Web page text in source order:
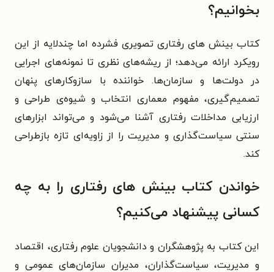
بخوانیم؟
کتاب بینش های رفتاری تصویری فشرده اما چندلایه از این
رویکرد ارائه می‌دهد؛ از ریشه‌های نظری تا نمونه‌های اجرایی
در دولت‌ها و سازمان‌ها. خواننده با سازوکارهای پنهان
تصمیم‌گیری، مفهوم معماری انتخاب و شیوه‌ی طراحی و
ارزیابی مداخلات رفتاری آشنا می‌شود و می‌تواند ابزارهای
سنتی سیاست‌گذاری و مدیریت را از زاویه‌ای تازه بازطراحی
کند.
خواندن کتاب بینش های رفتاری را به چه
کسانی پیشنهاد می‌کنیم؟
این کتاب به پژوهشگران و دانشجویان علوم رفتاری، اقتصاد
و مدیریت، سیاست‌گذاران، مدیران سازمان‌های عمومی و